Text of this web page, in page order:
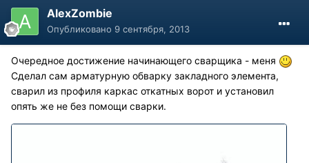
AlexZombie
Опубликовано 9 сентября, 2013
Очередное достижение начинающего сварщика - меня
Сделал сам арматурную обварку закладного элемента,
сварил из профиля каркас откатных ворот и установил
опять же не без помощи сварки.